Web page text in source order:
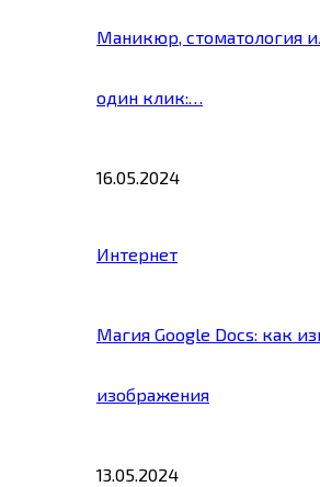
Маникюр, стоматология
один клик:…
16.05.2024
Интернет
Магия Google Docs: как
изображения
13.05.2024